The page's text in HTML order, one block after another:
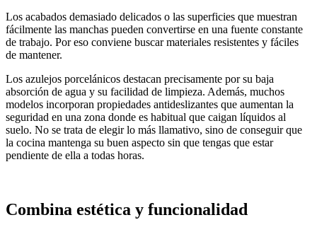
Los acabados demasiado delicados o las superficies que muestran
fácilmente las manchas pueden convertirse en una fuente constante
de trabajo. Por eso conviene buscar materiales resistentes y fáciles
de mantener.
Los azulejos porcelánicos destacan precisamente por su baja
absorción de agua y su facilidad de limpieza. Además, muchos
modelos incorporan propiedades antideslizantes que aumentan la
seguridad en una zona donde es habitual que caigan líquidos al
suelo. No se trata de elegir lo más llamativo, sino de conseguir que
la cocina mantenga su buen aspecto sin que tengas que estar
pendiente de ella a todas horas.
Combina estética y funcionalidad